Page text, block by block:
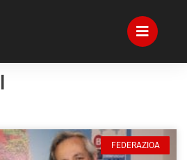
FEDERAZIOA